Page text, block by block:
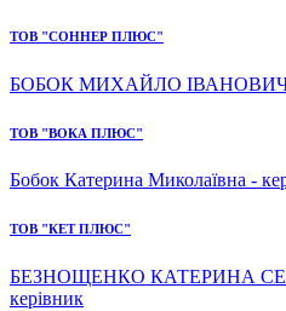
ТОВ "СОННЕР ПЛЮС"
БОБОК МИХАЙЛО
ТОВ "ВОКА ПЛЮС"
Бобок Катерина Миколаївна -
ТОВ "КЕТ ПЛЮС"
БЕЗНОЩЕНКО КАТЕРИНА
керівник